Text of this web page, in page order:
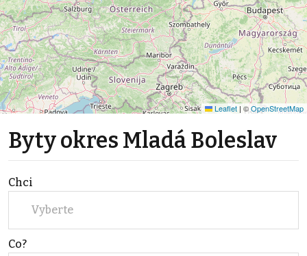
Leaflet | ©OpenStreetMap
Byty okres Mladá Boleslav
Chci
Vyberte
Co?